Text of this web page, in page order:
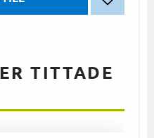
Lägg till
TITTADE